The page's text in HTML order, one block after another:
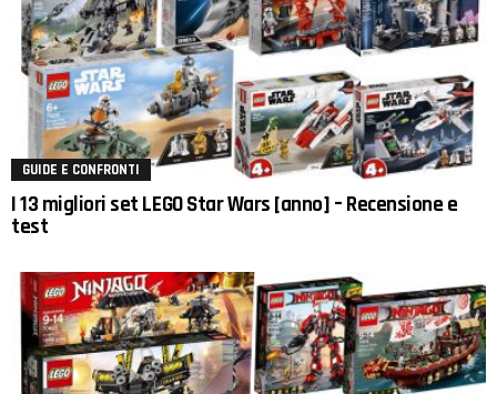
GUIDE E CONFRONTI
I 13 migliori set LEGO Star Wars [anno] – Recensione e
test